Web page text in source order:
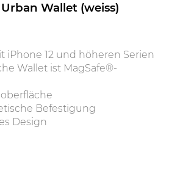
Wallet (weiss)
iPhone 12 und höheren Serien
Wallet ist MagSafe®-
Befestigung
Design